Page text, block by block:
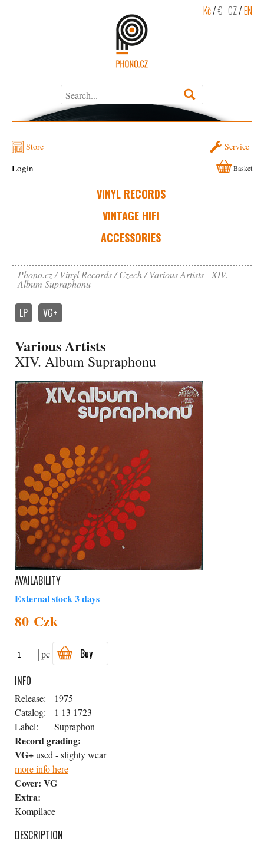
Kč/€ CZ/EN
Store Service
VINYL RECORDS
VINTAGE HIFI
ACCESSORIES
Login Basket
Phono.cz Vinyl Records Czech Various Artists - XIV.
Album Supraphonu
LP VG+
Various Artists
XIV. Album Supraphonu
AVAILABILITY
External stock 3 days
80 Czk
pc
Buy
INFO
Release:
1975
Catalog:
1 13 1723
Label:
Supraphon
Record grading:
VG+used - slighty wear
more info here
Cover: VG
Extra:
Kompilace
DESCRIPTION